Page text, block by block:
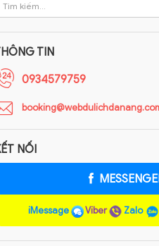
TIN
0934579759
NỐI
iMessage Viber Zalo